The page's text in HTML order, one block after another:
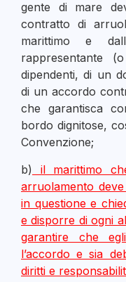
gente di mare
contratto di
marittimo e
rappresentante
dipendenti, di un
di un accordo
che garantisca
bordo dignitose,
Convenzione;
b) il marittimo
arruolamento
in questione e
e disporre di ogni
garantire che
l’accordo e sia
diritti e